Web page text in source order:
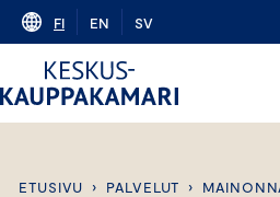
Skip
content
FI EN SV
ETUSIVU › PALVELUT ›